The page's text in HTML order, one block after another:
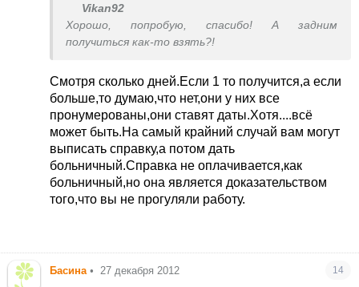
Vikan92
Хорошо, попробую, спасибо! А задним
получиться как-то взять?!
Смотря сколько дней.Если 1 то получится,а если
больше,то думаю,что нет,они у них все
пронумерованы,они ставят даты.Хотя....всё
может быть.На самый крайний случай вам могут
выписать справку,а потом дать
больничный.Справка не оплачивается,как
больничный,но она является доказательством
того,что вы не прогуляли работу.
Басина • 27 декабря 2012 14